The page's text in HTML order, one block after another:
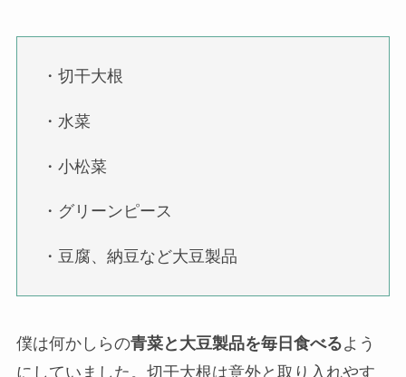
・切干大根
・水菜
・小松菜
・グリーンピース
・豆腐、納豆など大豆製品
僕は何かしらの青菜と大豆製品を毎日食べるよう
にしていました。切干大根は意外と取り入れやす